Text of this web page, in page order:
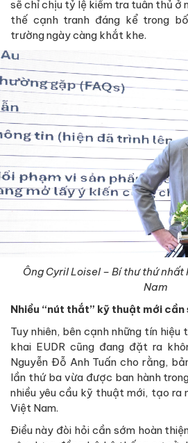
sẽ chỉ chịu tỷ lệ kiểm tra tuân thủ ở
thế cạnh tranh đáng kể trong
trường ngày càng khắt khe.
Ông Cyril Loisel – Bí thư thứ nhất
Nam
Nhiều “nút thắt” kỹ thuật mới
Tuy nhiên, bên cạnh những tín
khai EUDR cũng đang đặt ra
Nguyễn Đỗ Anh Tuấn cho rằng,
lần thứ ba vừa được ban hành
nhiều yêu cầu kỹ thuật mới, tạo ra
Việt Nam.
Điều này đòi hỏi cần sớm hoàn